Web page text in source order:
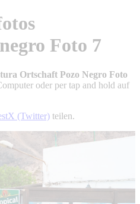
Foto 7
Ortschaft Pozo Negro Foto
oder per tap and hold auf
X (Twitter) teilen.